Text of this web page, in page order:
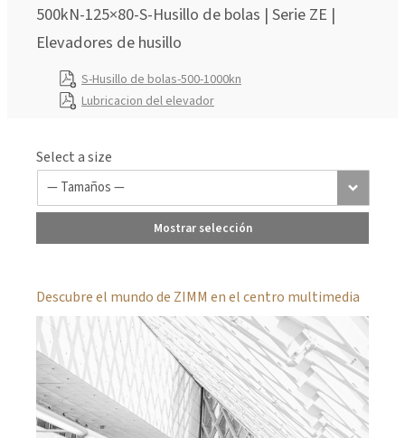
500kN-125×80-S-Husillo de bolas | Serie ZE |
Elevadores de husillo
S-Husillo de bolas-500-1000kn
Lubricacion del elevador
Select a size
Mostrar selección
Descubre el mundo de ZIMM en el centro multimedia